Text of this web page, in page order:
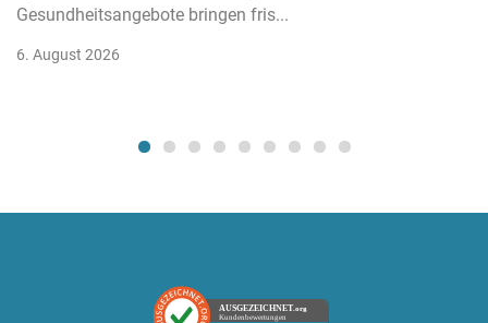
Gesundheitsangebote bringen fris...
6. August 2026
AUSGEZEICHNET.org
Kundenbewertungen